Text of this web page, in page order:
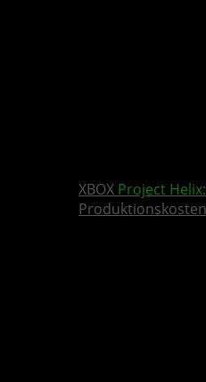
XBOX Project Helix